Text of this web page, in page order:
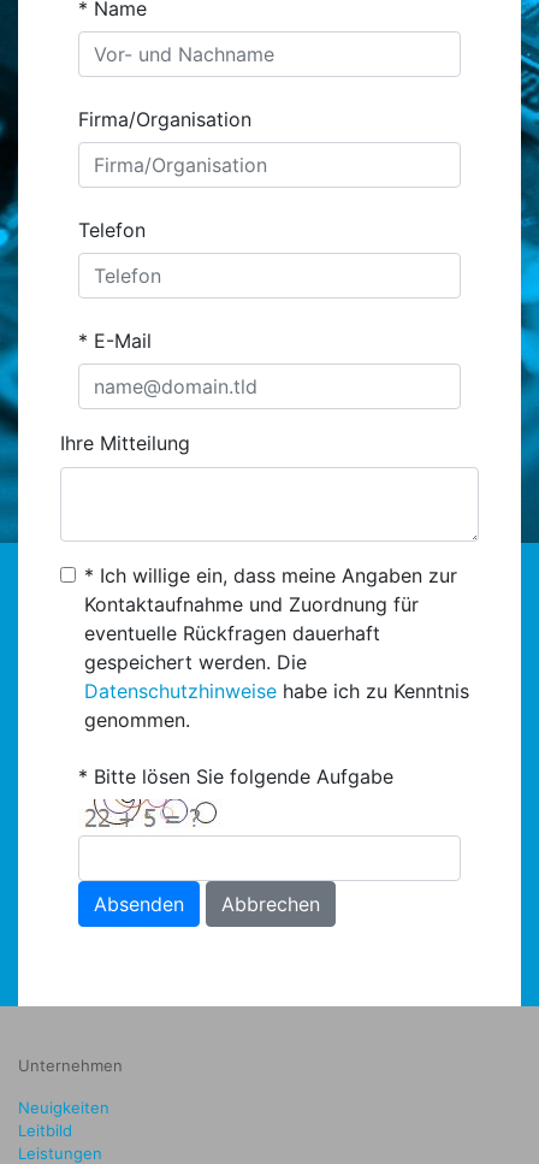
Name
Firma/Organisation
Telefon
E-Mail
Ihre Mitteilung
* Ich willige ein, dass meine Angaben zur
Kontaktaufnahme und Zuordnung für
eventuelle Rückfragen dauerhaft
gespeichert werden. Die
Datenschutzhinweise habe ich zu Kenntnis
genommen.
Bitte lösen Sie folgende Aufgabe
Absenden Abbrechen
Unternehmen
Neuigkeiten
Leitbild
Leistungen